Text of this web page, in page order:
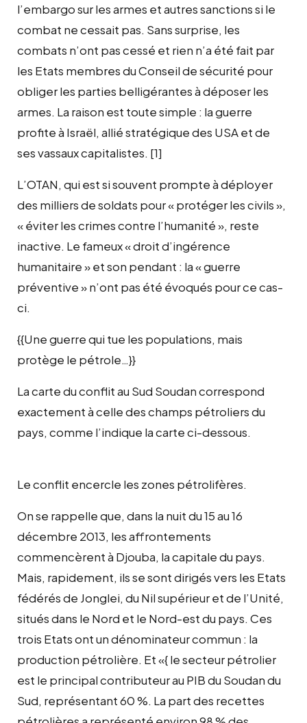
l’embargo sur les armes et autres sanctions si le
combat ne cessait pas. Sans surprise, les
combats n’ont pas cessé et rien n’a été fait par
les Etats membres du Conseil de sécurité pour
obliger les parties belligérantes à déposer les
armes. La raison est toute simple : la guerre
profite à Israël, allié stratégique des USA et de
ses vassaux capitalistes. [1]
L’OTAN, qui est si souvent prompte à déployer
des milliers de soldats pour « protéger les civils »,
« éviter les crimes contre l’humanité », reste
inactive. Le fameux « droit d’ingérence
humanitaire » et son pendant : la « guerre
préventive » n’ont pas été évoqués pour ce cas-
ci.
{{Une guerre qui tue les populations, mais
protège le pétrole…}}
La carte du conflit au Sud Soudan correspond
exactement à celle des champs pétroliers du
pays, comme l’indique la carte ci-dessous.
Le conflit encercle les zones pétrolifères.
On se rappelle que, dans la nuit du 15 au 16
décembre 2013, les affrontements
commencèrent à Djouba, la capitale du pays.
Mais, rapidement, ils se sont dirigés vers les Etats
fédérés de Jonglei, du Nil supérieur et de l’Unité,
situés dans le Nord et le Nord-est du pays. Ces
trois Etats ont un dénominateur commun : la
production pétrolière. Et «{ le secteur pétrolier
est le principal contributeur au PIB du Soudan du
Sud, représentant 60 %. La part des recettes